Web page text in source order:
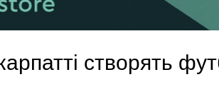
створять